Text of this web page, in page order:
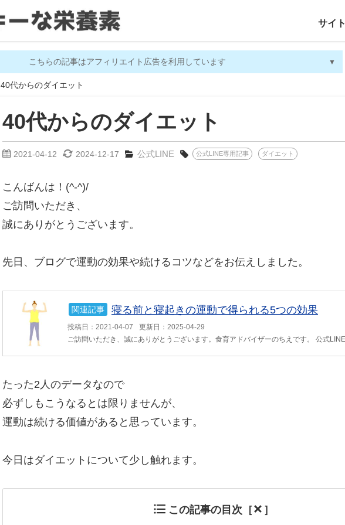
サイ
こちらの記事はアフィリエイト広告を利用しています
40代からのダイエット
40代からのダイエット
2021-04-12 2024-12-17 公式LINE 公式LINE専用記事 ダイエット
こんばんは！(^-^)/
ご訪問いただき、
誠にありがとうございます。
先日、ブログで運動の効果や続けるコツなどをお伝えしました。
関連記事 寝る前と寝起きの運動で得られる5つの効果
投稿日：2021-04-07
更新日：2025-04-29
ご訪問いただき、誠にありがとうございます。食育アドバイザーのちえです。 公式
たった2人のデータなので
必ずしもこうなるとは限りませんが、
運動は続ける価値があると思っています。
今日はダイエットについて少し触れます。
この記事の目次［ ］